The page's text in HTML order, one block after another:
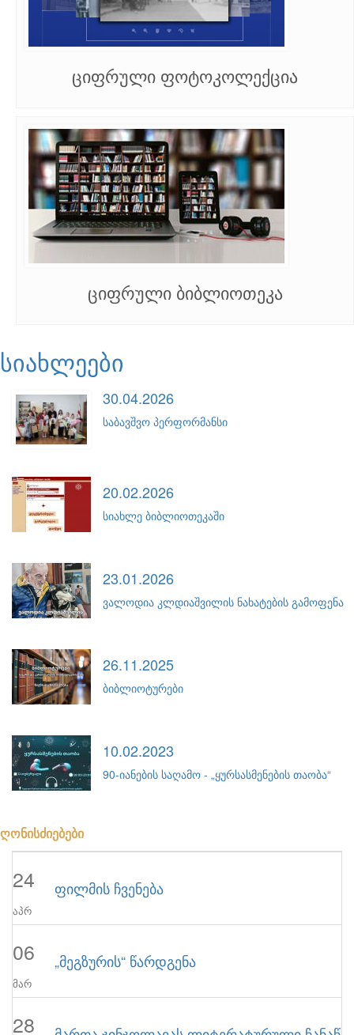
ციფრული ფოტოკოლექცია
ციფრული ბიბლიოთეკა
სიახლეები
30.04.2026
საბავშვო პერფორმანსი
20.02.2026
სიახლე ბიბლიოთეკაში
23.01.2026
ვალოდია კლდიაშვილის ნახატების გამოფენა
26.11.2025
ბიბლიოტურები
10.02.2023
90-იანების საღამო - „ყურსასმენების თაობა“
ღონისძიებები
24
აპრ
ფილმის ჩვენება
06
მარ
„მეგზურის“ წარდგენა
28